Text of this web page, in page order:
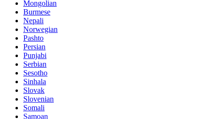
Mongolian
Burmese
Nepali
Norwegian
Pashto
Persian
Punjabi
Serbian
Sesotho
Sinhala
Slovak
Slovenian
Somali
Samoan